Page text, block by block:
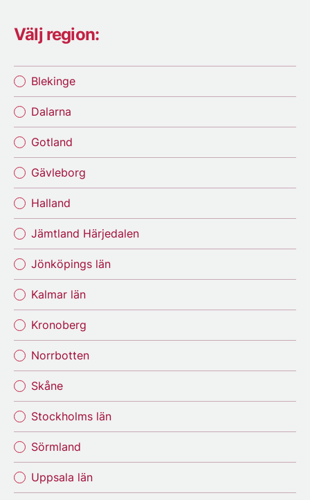
Välj region:
Blekinge
Dalarna
Gotland
Gävleborg
Halland
Jämtland Härjedalen
Jönköpings län
Kalmar län
Kronoberg
Norrbotten
Skåne
Stockholms län
Sörmland
Uppsala län